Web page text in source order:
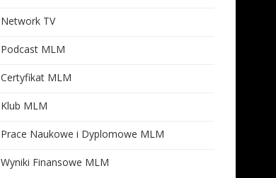
Network TV
Podcast MLM
Certyfikat MLM
Klub MLM
Prace Naukowe i Dyplomowe MLM
Wyniki Finansowe MLM